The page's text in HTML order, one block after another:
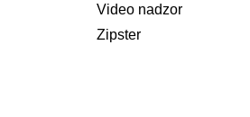
Video nadzor
Zipster